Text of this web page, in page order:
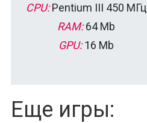
CPU:Pentium III 450 МГц
RAM:64 Mb
GPU:16 Mb
Еще игры: